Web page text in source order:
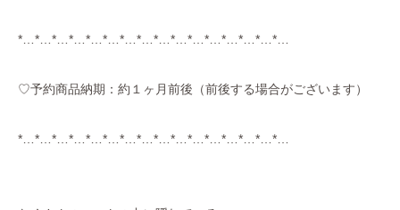
*…*…*…*…*…*…*…*…*…*…*…*…*…*…*…*…
♡予約商品納期：約１ヶ月前後（前後する場合がございます）
*…*…*…*…*…*…*…*…*…*…*…*…*…*…*…*…